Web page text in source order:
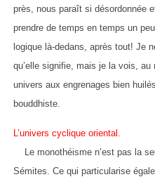
près, nous paraît si désordonnée
prendre de temps en temps un
logique là-dedans, après tout! Je
qu’elle signifie, mais je la vois, au
univers aux engrenages bien
bouddhiste.
L’univers cyclique oriental.
Le monothéisme n’est pas la
Sémites. Ce qui particularise